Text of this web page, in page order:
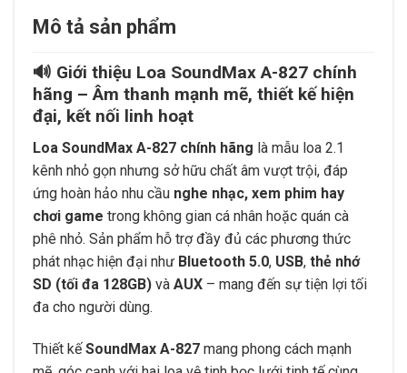
Mô tả sản phẩm
🔊 Giới thiệu Loa SoundMax A-827 chính
hãng – Âm thanh mạnh mẽ, thiết kế hiện
đại, kết nối linh hoạt
Loa SoundMax A-827 chính hãng là mẫu loa 2.1
kênh nhỏ gọn nhưng sở hữu chất âm vượt trội, đáp
ứng hoàn hảo nhu cầu nghe nhạc, xem phim hay
chơi game trong không gian cá nhân hoặc quán cà
phê nhỏ. Sản phẩm hỗ trợ đầy đủ các phương thức
phát nhạc hiện đại như Bluetooth 5.0, USB, thẻ nhớ
SD (tối đa 128GB) và AUX – mang đến sự tiện lợi tối
đa cho người dùng.
Thiết kếSoundMax A-827 mang phong cách mạnh